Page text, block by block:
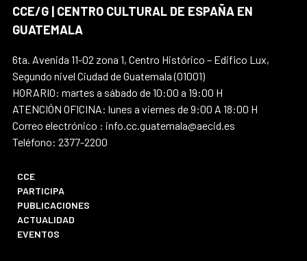
CCE/G | CENTRO CULTURAL DE ESPAÑA EN
GUATEMALA
6ta. Avenida 11-02 zona 1, Centro Histórico – Edifico Lux,
Segundo nivel Ciudad de Guatemala (01001)
HORARIO: martes a sábado de 10:00 a 19:00 H
ATENCIÓN OFICINA: lunes a viernes de 9:00 A 18:00 H
Correo electrónico : info.cc.guatemala@aecid.es
Teléfono: 2377-2200
CCE
PARTICIPA
PUBLICACIONES
ACTUALIDAD
EVENTOS